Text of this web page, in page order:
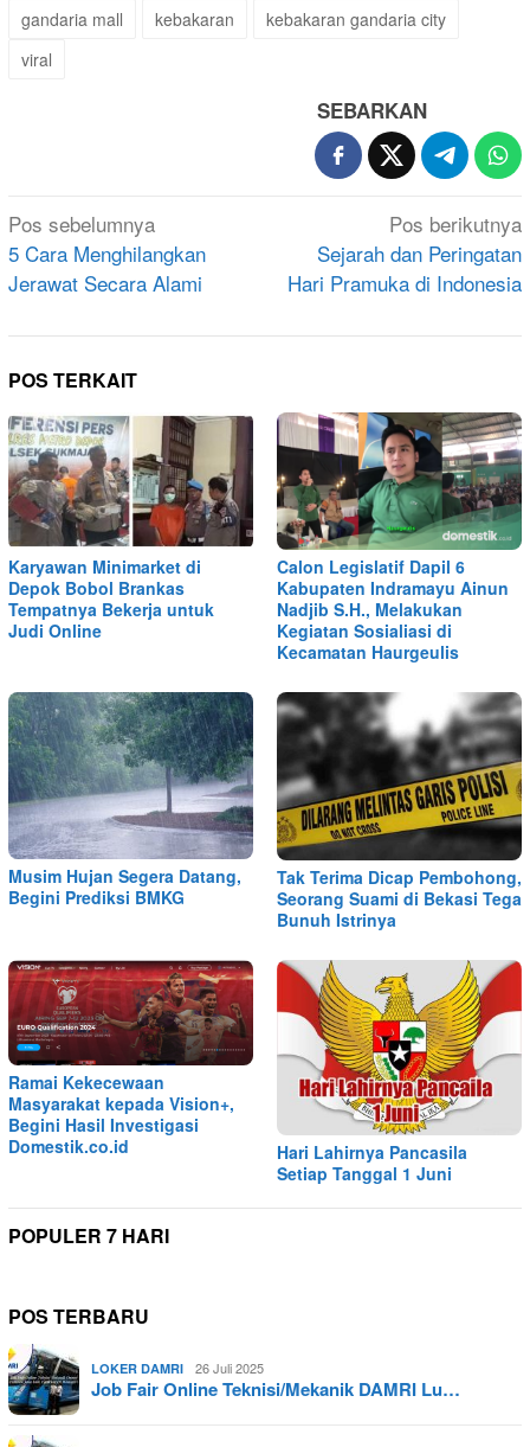
gandaria mall kebakaran
kebakaran gandaria city
viral
SEBARKAN
Navigasi
pos
Pos sebelumnya
5 Cara Menghilangkan
Jerawat Secara Alami
Pos berikutnya
Sejarah dan Peringatan
Hari Pramuka di Indonesia
POS TERKAIT
Karyawan Minimarket di
Depok Bobol Brankas
Tempatnya Bekerja untuk
Judi Online
Calon Legislatif Dapil 6
Kabupaten Indramayu Ainun
Nadjib S.H., Melakukan
Kegiatan Sosialiasi di
Kecamatan Haurgeulis
Musim Hujan Segera Datang,
Begini Prediksi BMKG
Tak Terima Dicap Pembohong,
Seorang Suami di Bekasi Tega
Bunuh Istrinya
Ramai Kekecewaan
Masyarakat kepada Vision+,
Begini Hasil Investigasi
Domestik.co.id
Hari Lahirnya Pancasila
Setiap Tanggal 1 Juni
POPULER 7 HARI
POS TERBARU
LOKER DAMRI 26 Juli 2025
Job Fair Online Teknisi/Mekanik DAMRI Lu…